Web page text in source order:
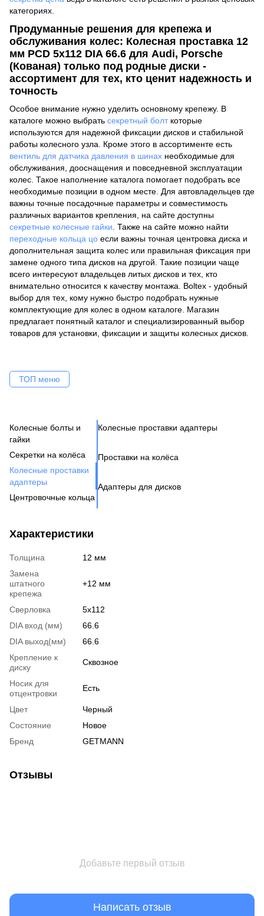
категориях.
Продуманные решения для крепежа и
обслуживания колес: Колесная проставка 12
мм PCD 5x112 DIA 66.6 для Audi, Porsche
(Кованая) только под родные диски -
ассортимент для тех, кто ценит надежность и
точность
Особое внимание нужно уделить основному крепежу. В
каталоге можно выбрать секретный болткоторые
используются для надежной фиксации дисков и стабильной
работы колесного узла. Кроме этого в ассортименте есть
вентиль для датчика давления в шинах необходимые для
обслуживания, дооснащения и повседневной эксплуатации
колес. Такое наполнение каталога помогает подобрать все
необходимые позиции в одном месте. Для автовладельцев где
важны точные посадочные параметры и совместимость
различных вариантов крепления, на сайте доступны
секретные колесные гайки . Также на сайте можно найти
переходные кольца цо если важны точная центровка диска и
дополнительная защита колес или правильная фиксация при
замене одного типа дисков на другой. Такие позиции чаще
всего интересуют владельцев литых дисков и тех, кто
внимательно относится к качеству монтажа. Boltex - удобный
выбор для тех, кому нужно быстро подобрать нужные
комплектующие для колес в одном каталоге. Магазин
предлагает понятный каталог и специализированный выбор
товаров для установки, фиксации и защиты колесных дисков.
ТОП меню
Колесные болты и
гайки
Секретки на колёса
Колесные проставки
адаптеры
Центровочные кольца
давления
Колесные проставки адаптеры
Проставки на колёса
Адаптеры для дисков
Характеристики
Толщина
12 мм
Замена
штатного
крепежа
+12 мм
Сверловка
5х112
DIA вход (мм)
66.6
DIA выход(мм)
66.6
Крепление к
диску
Сквозное
Носик для
отцентровки
Есть
Цвет
Черный
Состояние
Новое
Бренд
GETMANN
Отзывы
Добавьте первый отзыв
Написать отзыв